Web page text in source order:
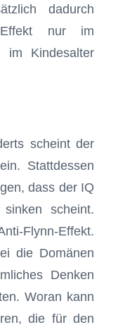
dadurch
nur im
im Kindesalter
scheint der
Stattdessen
dass der IQ
scheint.
Flynn-Effekt.
die Domänen
Denken
Woran kann
die für den